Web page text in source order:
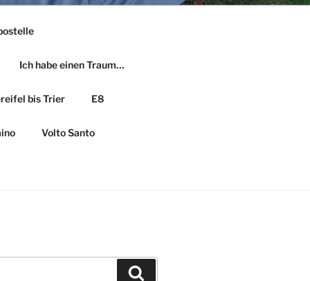
Ich habe einen Traum…
bis Trier E8
Volto Santo